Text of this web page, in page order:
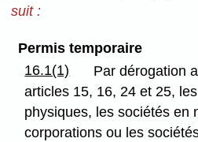
suit :
Permis temporaire
16.1(1)
Par dérogation
articles 15, 16, 24 et 25,
physiques, les sociétés en
corporations ou les